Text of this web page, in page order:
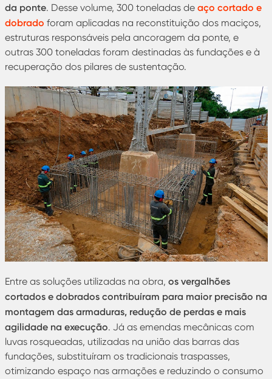
da ponte. Desse volume, 300 toneladas de aço cortado e
dobrado foram aplicadas na reconstituição dos maciços,
estruturas responsáveis pela ancoragem da ponte, e
outras 300 toneladas foram destinadas às fundações e à
recuperação dos pilares de sustentação.
Entre as soluções utilizadas na obra, os vergalhões
cortados e dobrados contribuíram para maior precisão na
montagem das armaduras, redução de perdas e mais
agilidade na execução. Já as emendas mecânicas com
luvas rosqueadas, utilizadas na união das barras das
fundações, substituíram os tradicionais traspasses,
otimizando espaço nas armações e reduzindo o consumo